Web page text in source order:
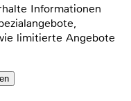
Informationen
limitierte Angebote